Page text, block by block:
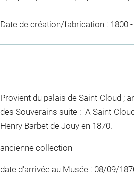
Date de création/fabrication : 1800
Provient du palais de Saint-Cloud ;
des Souverains suite : "A Saint-
Henry Barbet de Jouy en 1870.
ancienne collection
date d'arrivée au Musée : 08/09/